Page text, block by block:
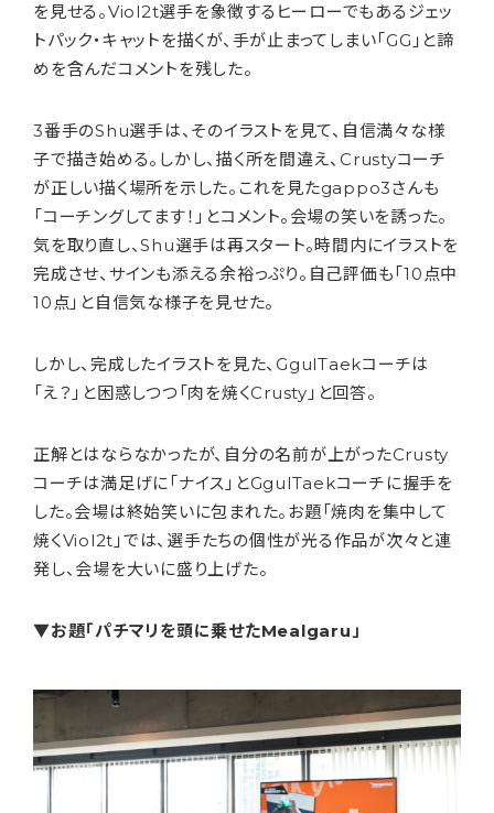
を見せる。Viol2t選手を象徴するヒーローでもあるジェッ
トパック・キャットを描くが、手が止まってしまい「GG」と諦
めを含んだコメントを残した。
3番手のShu選手は、そのイラストを見て、自信満々な様
子で描き始める。しかし、描く所を間違え、Crustyコーチ
が正しい描く場所を示した。これを見たgappo3さんも
「コーチングしてます！」とコメント。会場の笑いを誘った。
気を取り直し、Shu選手は再スタート。時間内にイラストを
完成させ、サインも添える余裕っぷり。自己評価も「10点中
10点」と自信気な様子を見せた。
しかし、完成したイラストを見た、GgulTaekコーチは
「え？」と困惑しつつ「肉を焼くCrusty」と回答。
正解とはならなかったが、自分の名前が上がったCrusty
コーチは満足げに「ナイス」とGgulTaekコーチに握手を
した。会場は終始笑いに包まれた。お題「焼肉を集中して
焼くViol2t」では、選手たちの個性が光る作品が次々と連
発し、会場を大いに盛り上げた。
▼お題「パチマリを頭に乗せたMealgaru」